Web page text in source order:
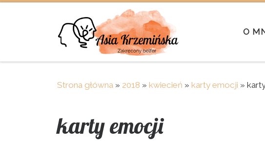
O
Strona główna » 2018 » kwiecień » karty emocji »
karty emocji